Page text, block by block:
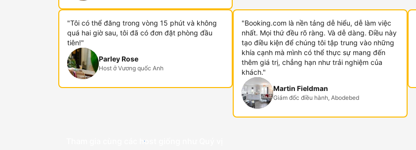
"Tôi có thể đăng trong vòng 15 phút và không
quá hai giờ sau, tôi đã có đơn đặt phòng đầu
tiên!"
Parley Rose
Host ở Vương quốc Anh
"Booking.com là nền tảng dễ hiểu, dễ làm việc
nhất. Mọi thứ đều rõ ràng. Và dễ dàng. Điều này
tạo điều kiện để chúng tôi tập trung vào những
khía cạnh mà mình có thể thực sự mang đến
thêm giá trị, chẳng hạn như trải nghiệm của
khách."
Martin Fieldman
Giám đốc điều hành, Abodebed
Tham gia cùng các host giống như Quý vị